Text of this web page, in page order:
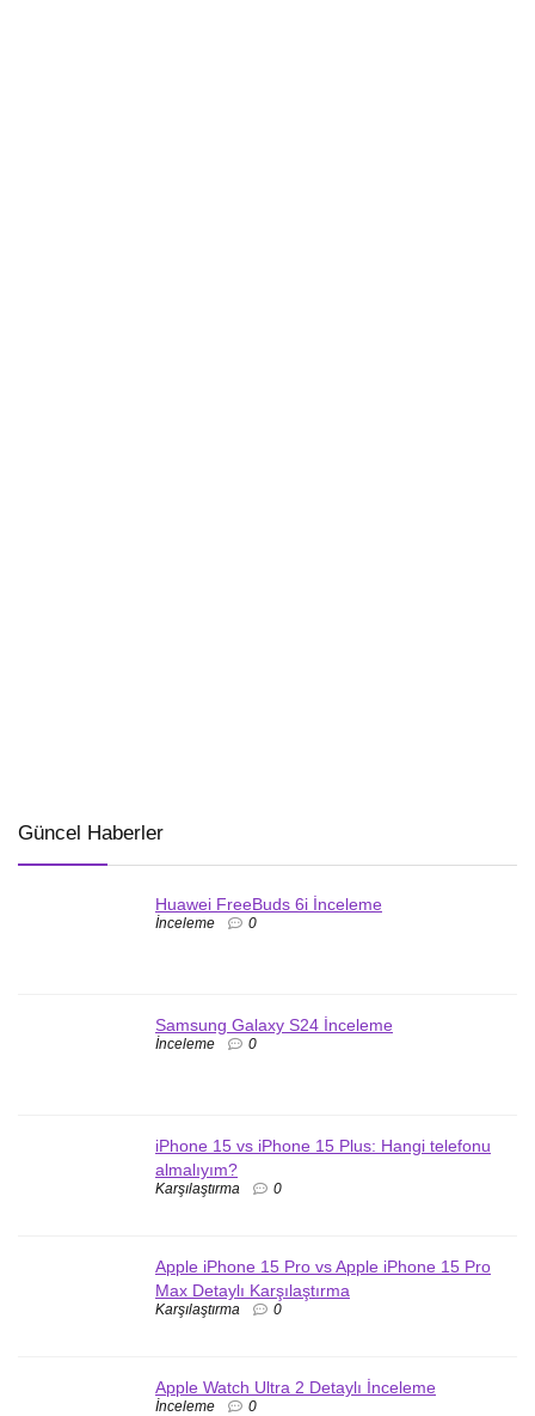
Güncel Haberler
Huawei FreeBuds 6i İnceleme
İnceleme 0
Samsung Galaxy S24 İnceleme
İnceleme 0
iPhone 15 vs iPhone 15 Plus: Hangi telefonu
almalıyım?
Karşılaştırma 0
Apple iPhone 15 Pro vs Apple iPhone 15 Pro
Max Detaylı Karşılaştırma
Karşılaştırma 0
Apple Watch Ultra 2 Detaylı İnceleme
İnceleme 0